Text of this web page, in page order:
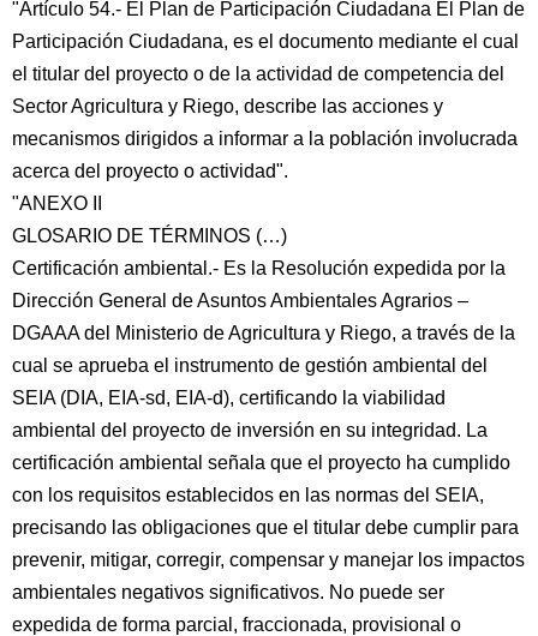
"Artículo 54.- El Plan de Participación Ciudadana El Plan de
Participación Ciudadana, es el documento mediante el cual
el titular del proyecto o de la actividad de competencia del
Sector Agricultura y Riego, describe las acciones y
mecanismos dirigidos a informar a la población involucrada
acerca del proyecto o actividad".
"ANEXO II
GLOSARIO DE TÉRMINOS (…)
Certificación ambiental.- Es la Resolución expedida por la
Dirección General de Asuntos Ambientales Agrarios –
DGAAA del Ministerio de Agricultura y Riego, a través de la
cual se aprueba el instrumento de gestión ambiental del
SEIA (DIA, EIA-sd, EIA-d), certificando la viabilidad
ambiental del proyecto de inversión en su integridad. La
certificación ambiental señala que el proyecto ha cumplido
con los requisitos establecidos en las normas del SEIA,
precisando las obligaciones que el titular debe cumplir para
prevenir, mitigar, corregir, compensar y manejar los impactos
ambientales negativos significativos. No puede ser
expedida de forma parcial, fraccionada, provisional o